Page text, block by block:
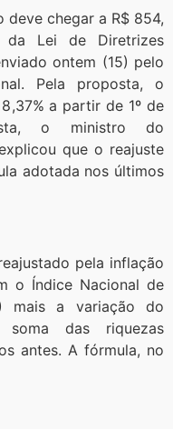
deve chegar a R$ 854,
Lei de Diretrizes
ontem (15) pelo
Pela proposta, o
a partir de 1º de
o ministro do
que o reajuste
adotada nos últimos
pela inflação
o Índice Nacional de
mais a variação do
soma das riquezas
antes. A fórmula, no